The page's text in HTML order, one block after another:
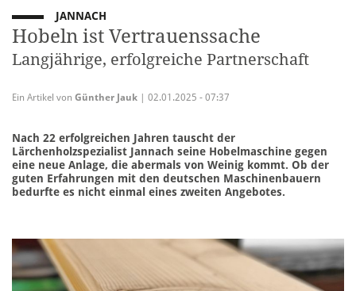
JANNACH
Hobeln ist Vertrauenssache
Langjährig e, erfolgreiche Partnerschaft
Ein Artikel von Günther Jauk | 02.01.2025 - 07:37
Nach 22 erfolgreichen Jahren tauscht der
Lärchenholzspezialist Jannach seine Hobelmaschine gegen
eine neue Anlage, die abermals von Weinig kommt. Ob der
guten Erfahrungen mit den deutschen Maschinenbauern
bedurfte es nicht einmal eines zweiten Angebotes.